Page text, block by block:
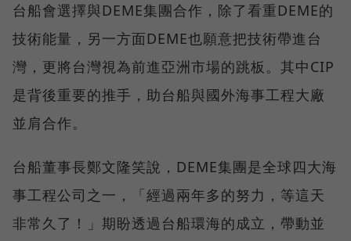
台船會選擇與DEME集團合作，除了看重DEME的
技術能量，另一方面DEME也願意把技術帶進台
灣，更將台灣視為前進亞洲市場的跳板。其中CIP
是背後重要的推手，助台船與國外海事工程大廠
並肩合作。
台船董事長鄭文隆笑說，DEME集團是全球四大海
事工程公司之一，「經過兩年多的努力，等這天
非常久了！」期盼透過台船環海的成立，帶動並